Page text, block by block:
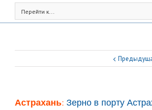
Перейти к...
Астрахань: Зерно в порту